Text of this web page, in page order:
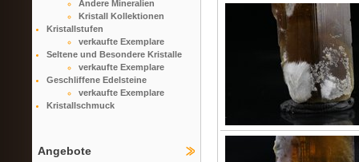
Andere Mineralien
Kristall Kollektionen
Kristallstufen
verkaufte Exemplare
Seltene und Besondere Kristalle
verkaufte Exemplare
Geschliffene Edelsteine
verkaufte Exemplare
Kristallschmuck
Angebote